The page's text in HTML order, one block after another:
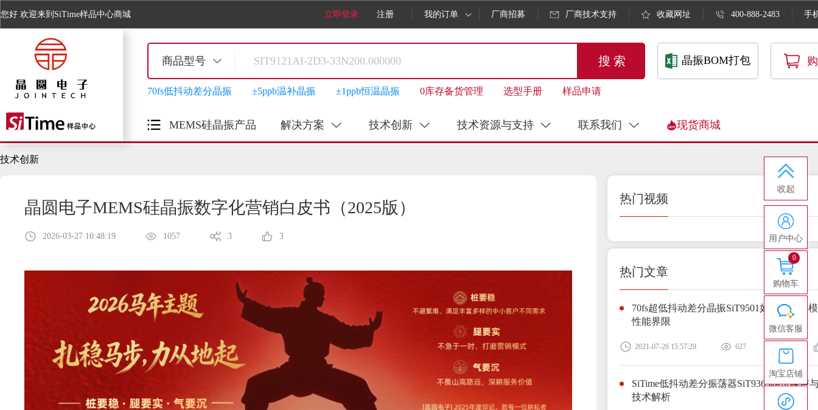
您好 欢迎来到SiTime样品中心商城 立即登录 注册 我的订单 厂商招募 厂商技术支持 收藏网址 400-888-2483 手
商品型号 搜 索 晶振BOM打包
70fs低抖动差分晶振 ±5ppb温补晶振 ±1ppb恒温晶振 0库存备货管理 选型手册 样品申请
MEMS硅晶振产品 解决方案 技术创新 技术资源与支持 联系我们 现货商城
技术创新
晶圆电子MEMS硅晶振数字化营销白皮书（2025版）
2026-03-27 10:48:19 1057 3 3
热门视频
热门文章
70fs超低抖动差分晶振SiT9501如何突破光
性能界限
2021-07-26 15:57:29 627 0
SiTime低抖动差分振荡器SiT9365相位噪声
技术解析
用户中心
0
购物车
微信客服
淘宝店铺